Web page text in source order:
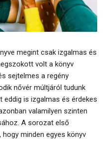
megint csak izgalmas és
volt a könyv
sejtelmes a regény
nővér múltjáról tudunk
is izgalmas és érdekes
valamilyen szinten
A sorozat első
hogy minden egyes könyv